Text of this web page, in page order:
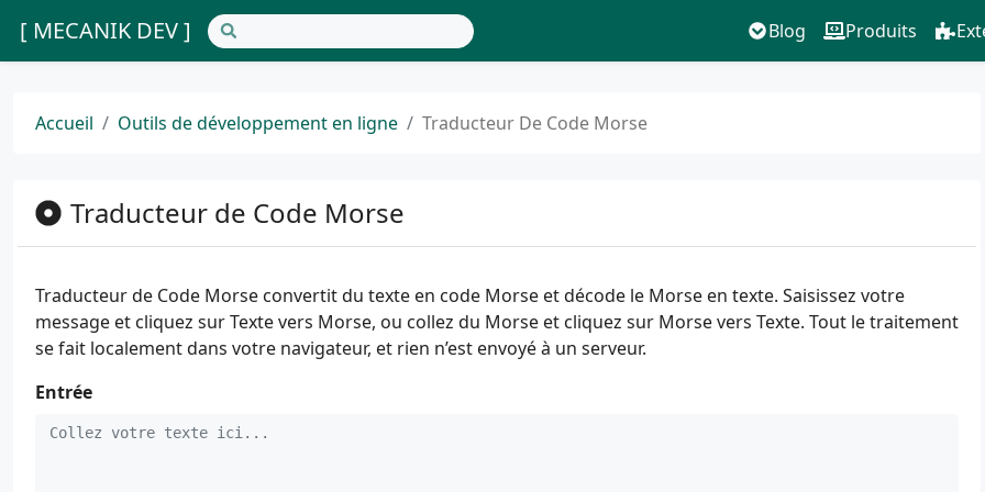
[ MECANIK DEV ] Blog Produits
Accueil Outils de développement en ligne Traducteur De Code Morse
Traducteur de Code Morse
Traducteur de Code Morse convertit du texte en code Morse et décode le Morse en texte. Saisissez votre
message et cliquez sur Texte vers Morse, ou collez du Morse et cliquez sur Morse vers Texte. Tout le traitement
se fait localement dans votre navigateur, et rien n’est envoyé à un serveur.
Entrée